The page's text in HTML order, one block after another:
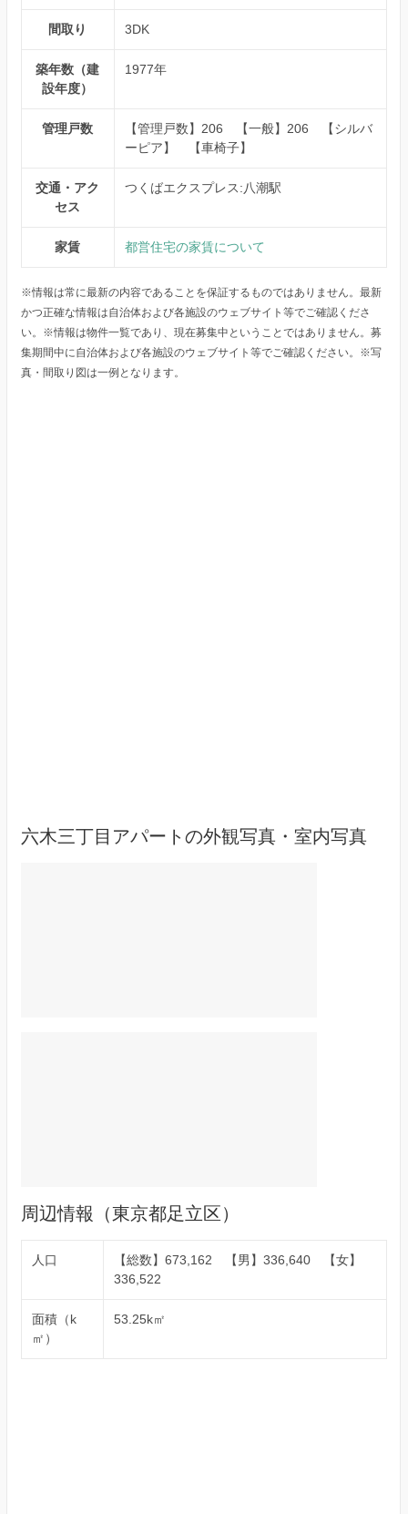
間取り 3DK
築年数（建
設年度）
1977年
管理戸数
【管理戸数】206 【一般】206 【シルバ
ーピア】 【車椅子】
交通・アク
セス
つくばエクスプレス:八潮駅
家賃 都営住宅の家賃について
※情報は常に最新の内容であることを保証するものではありません。最新
かつ正確な情報は自治体および各施設のウェブサイト等でご確認くださ
い。※情報は物件一覧であり、現在募集中ということではありません。募
集期間中に自治体および各施設のウェブサイト等でご確認ください。※写
真・間取り図は一例となります。
六木三丁目アパートの外観写真・室内写真
周辺情報（東京都足立区）
人口
【総数】673,162 【男】336,640 【女】
336,522
面積（k
㎡）
53.25k㎡